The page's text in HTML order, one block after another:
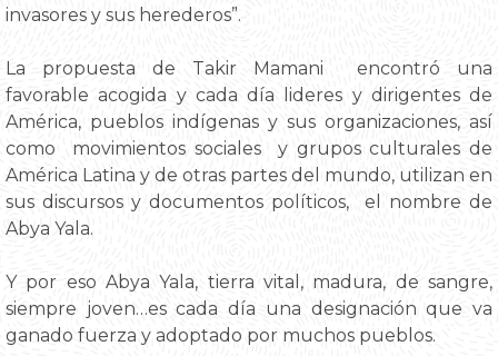
invasores y sus herederos”.
La propuesta de Takir Mamani encontró una
favorable acogida y cada día lideres y dirigentes de
América, pueblos indígenas y sus organizaciones, así
como movimientos sociales y grupos culturales de
América Latina y de otras partes del mundo, utilizan en
sus discursos y documentos políticos, el nombre de
Abya Yala.
Y por eso Abya Yala, tierra vital, madura, de sangre,
siempre joven…es cada día una designación que va
ganado fuerza y adoptado por muchos pueblos.